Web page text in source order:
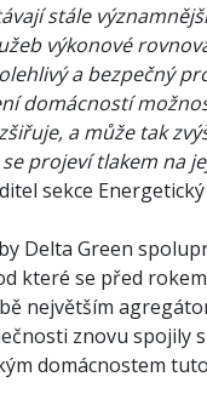
stále
výkonové
a bezpečný
domácností
a může tak
projeví tlakem na
sekce Energetický
Delta Green
které se před
největším
znovu spojily
domácnostem